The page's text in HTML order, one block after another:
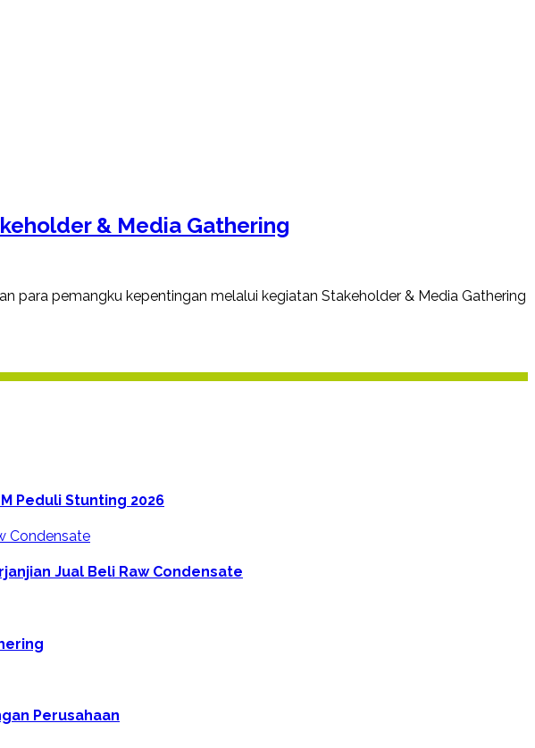
& Media Gathering
para pemangku kepentingan melalui kegiatan Stakeholder & Media Gathering
Peduli Stunting 2026
Jual Beli Raw Condensate
Perusahaan